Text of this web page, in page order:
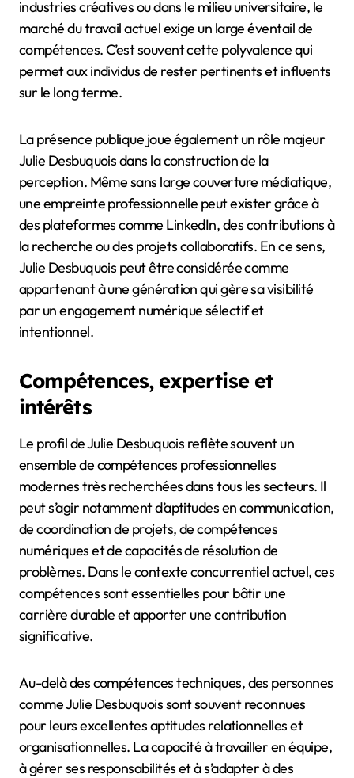
industries créatives ou dans le milieu universitaire, le
marché du travail actuel exige un large éventail de
compétences. C’est souvent cette polyvalence qui
permet aux individus de rester pertinents et influents
sur le long terme.
La présence publique joue également un rôle majeur
Julie Desbuquois dans la construction de la
perception. Même sans large couverture médiatique,
une empreinte professionnelle peut exister grâce à
des plateformes comme LinkedIn, des contributions à
la recherche ou des projets collaboratifs. En ce sens,
Julie Desbuquois peut être considérée comme
appartenant à une génération qui gère sa visibilité
par un engagement numérique sélectif et
intentionnel.
Compétences, expertise et
intérêts
Le profil de Julie Desbuquois reflète souvent un
ensemble de compétences professionnelles
modernes très recherchées dans tous les secteurs. Il
peut s’agir notamment d’aptitudes en communication,
de coordination de projets, de compétences
numériques et de capacités de résolution de
problèmes. Dans le contexte concurrentiel actuel, ces
compétences sont essentielles pour bâtir une
carrière durable et apporter une contribution
significative.
Au-delà des compétences techniques, des personnes
comme Julie Desbuquois sont souvent reconnues
pour leurs excellentes aptitudes relationnelles et
organisationnelles. La capacité à travailler en équipe,
à gérer ses responsabilités et à s’adapter à des